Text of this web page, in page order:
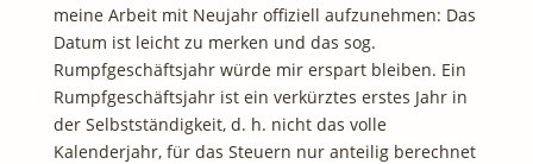
meine Arbeit mit Neujahr offiziell aufzunehmen: Das
Datum ist leicht zu merken und das sog.
Rumpfgeschäftsjahr würde mir erspart bleiben. Ein
Rumpfgeschäftsjahr ist ein verkürztes erstes Jahr in
der Selbstständigkeit, d. h. nicht das volle
Kalenderjahr, für das Steuern nur anteilig berechnet